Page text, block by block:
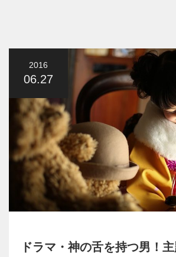
2016
06.27
ドラマ・神の舌を持つ男！